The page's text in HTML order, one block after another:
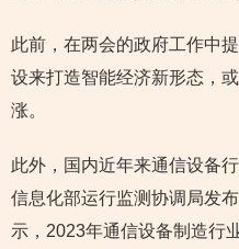
此前，在两会的政府工作中
设来打造智能经济新形态，
涨。
此外，国内近年来通信设备
信息化部运行监测协调局发
示，2023年通信设备制造行